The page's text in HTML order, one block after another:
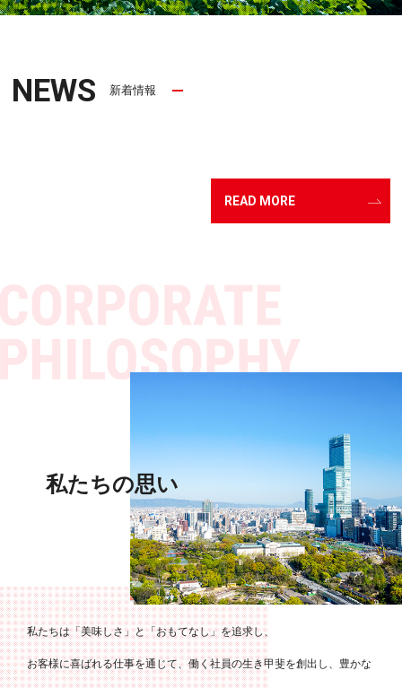
NEWS 新着情報
READ MORE
私たちの思い
私たちは「美味しさ」と「おもてなし」を追求し、
お客様に喜ばれる仕事を通じて、働く社員の生き甲斐を創出し、 豊かな